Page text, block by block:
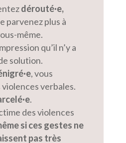
dérouté·e,
parvenez plus à
même.
qu’il n’y a
solution.
, vous
violences verbales.
.
des violences
si ces gestes ne
pas très